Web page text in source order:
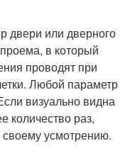
двери или дверного
в который
проводят при
Любой параметр
визуально видна
количество раз,
своему усмотрению.